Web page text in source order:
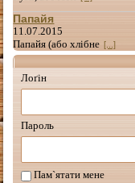
Папайя
11.07.2015
Папайя (або хлібне [...]
Лоґін
Пароль
Пам`ятати мене